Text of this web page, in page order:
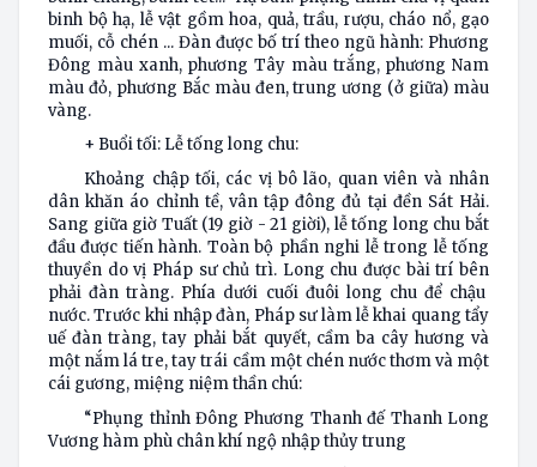
binh bộ hạ, lễ vật gồm hoa, quả, trầu, rượu, cháo nổ, gạo
muối, cỗ chén ... Đàn được bố trí theo ngũ hành: Phương
Đông màu xanh, phương Tây màu trắng, phương Nam
màu đỏ, phương Bắc màu đen, trung ương (ở giữa) màu
vàng.
+ Buổi tối: Lễ tống long chu:
Khoảng chập tối, các vị bô lão, quan viên và nhân
dân khăn áo chỉnh tề, vân tập đông đủ tại đền Sát Hải.
Sang giữa giờ Tuất (19 giờ - 21 giời), lễ tống long chu bắt
đầu được tiến hành. Toàn bộ phần nghi lễ trong lễ tống
thuyền do vị Pháp sư chủ trì. Long chu được bài trí bên
phải đàn tràng. Phía dưới cuối đuôi long chu để chậu
nước. Trước khi nhập đàn, Pháp sư làm lễ khai quang tẩy
uế đàn tràng, tay phải bắt quyết, cầm ba cây hương và
một nắm lá tre, tay trái cầm một chén nước thơm và một
cái gương, miệng niệm thần chú:
“Phụng thỉnh Đông Phương Thanh đế Thanh Long
Vương hàm phù chân khí ngộ nhập thủy trung